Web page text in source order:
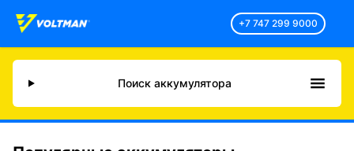
+7 747 299 9000
Поиск аккумулятора